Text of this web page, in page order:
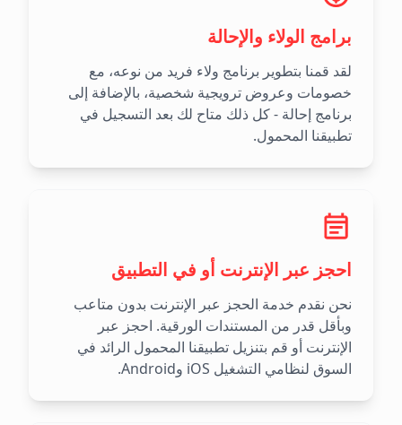
برامج الولاء والإحالة
لقد قمنا بتطوير برنامج ولاء فريد من نوعه، مع
خصومات وعروض ترويجية شخصية، بالإضافة إلى
برنامج إحالة - كل ذلك متاح لك بعد التسجيل في
تطبيقنا المحمول.
احجز عبر الإنترنت أو في التطبيق
نحن نقدم خدمة الحجز عبر الإنترنت بدون متاعب
وبأقل قدر من المستندات الورقية. احجز عبر
الإنترنت أو قم بتنزيل تطبيقنا المحمول الرائد في
السوق لنظامي التشغيل iOS وAndroid.